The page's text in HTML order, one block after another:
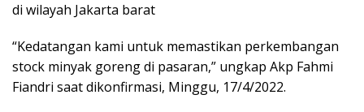
di wilayah Jakarta barat
“Kedatangan kami untuk memastikan perkembangan
stock minyak goreng di pasaran,” ungkap Akp Fahmi
Fiandri saat dikonfirmasi, Minggu, 17/4/2022.